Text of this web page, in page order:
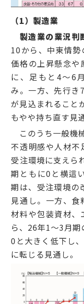
（1）製造業
製造業の業況判
10から、中東情
価格の上昇懸念
に、足もと4～6
み。一方、先行き
が見込まれること
もやや持ち直す見
このうち一般機
不透明感や人材不
受注環境に支えら
期ともに0と横這
期は、受注環境の
見通し。一方、
材料や包装資材、
ら、26年1～3月
0と大きく低下し
に転じる見通し。